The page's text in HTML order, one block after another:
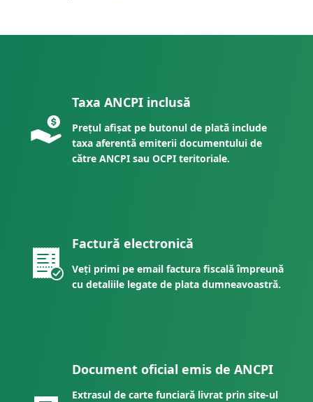
Taxa ANCPI inclusă
Prețul afișat pe butonul de plată include
taxa aferentă emiterii documentului de
către ANCPI sau OCPI teritoriale.
Factură electronică
Veți primi pe email factura fiscală împreună
cu detaliile legate de plata dumneavoastră.
Document oficial emis de ANCPI
Extrasul de carte funciară livrat prin site-ul